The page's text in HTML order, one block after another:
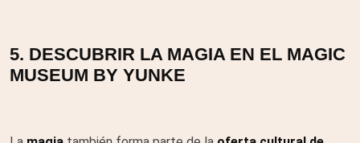
5. DESCUBRIR LA MAGIA EN EL MAGIC
MUSEUM BY YUNKE